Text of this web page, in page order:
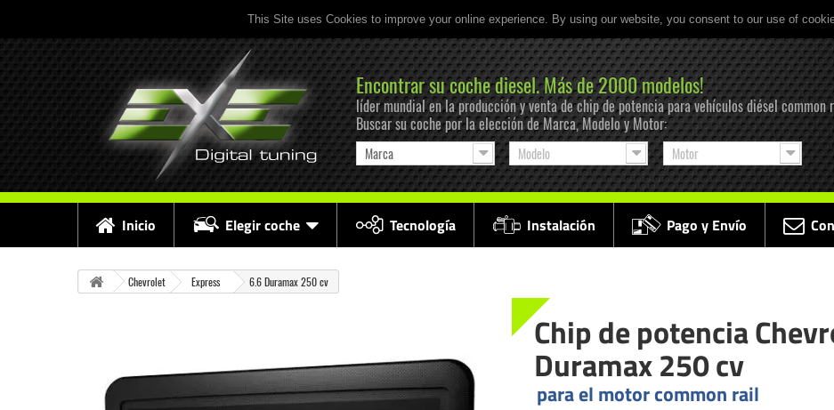
This Site uses Cookies to improve your online experience. By using our website, you consent to our use of
Encontrar su coche diesel. Más de 2000 modelos!
líder mundial en la producción y venta de chip de potencia para vehículos diésel common
Buscar su coche por la elección de Marca, Modelo y Motor:
Marca Modelo Motor
Inicio Elegir coche Tecnología Instalación Pago y Envío
Chevrolet Express 6.6 Duramax 250 cv
Chip de potencia
Duramax 250 cv
para el motor common rail